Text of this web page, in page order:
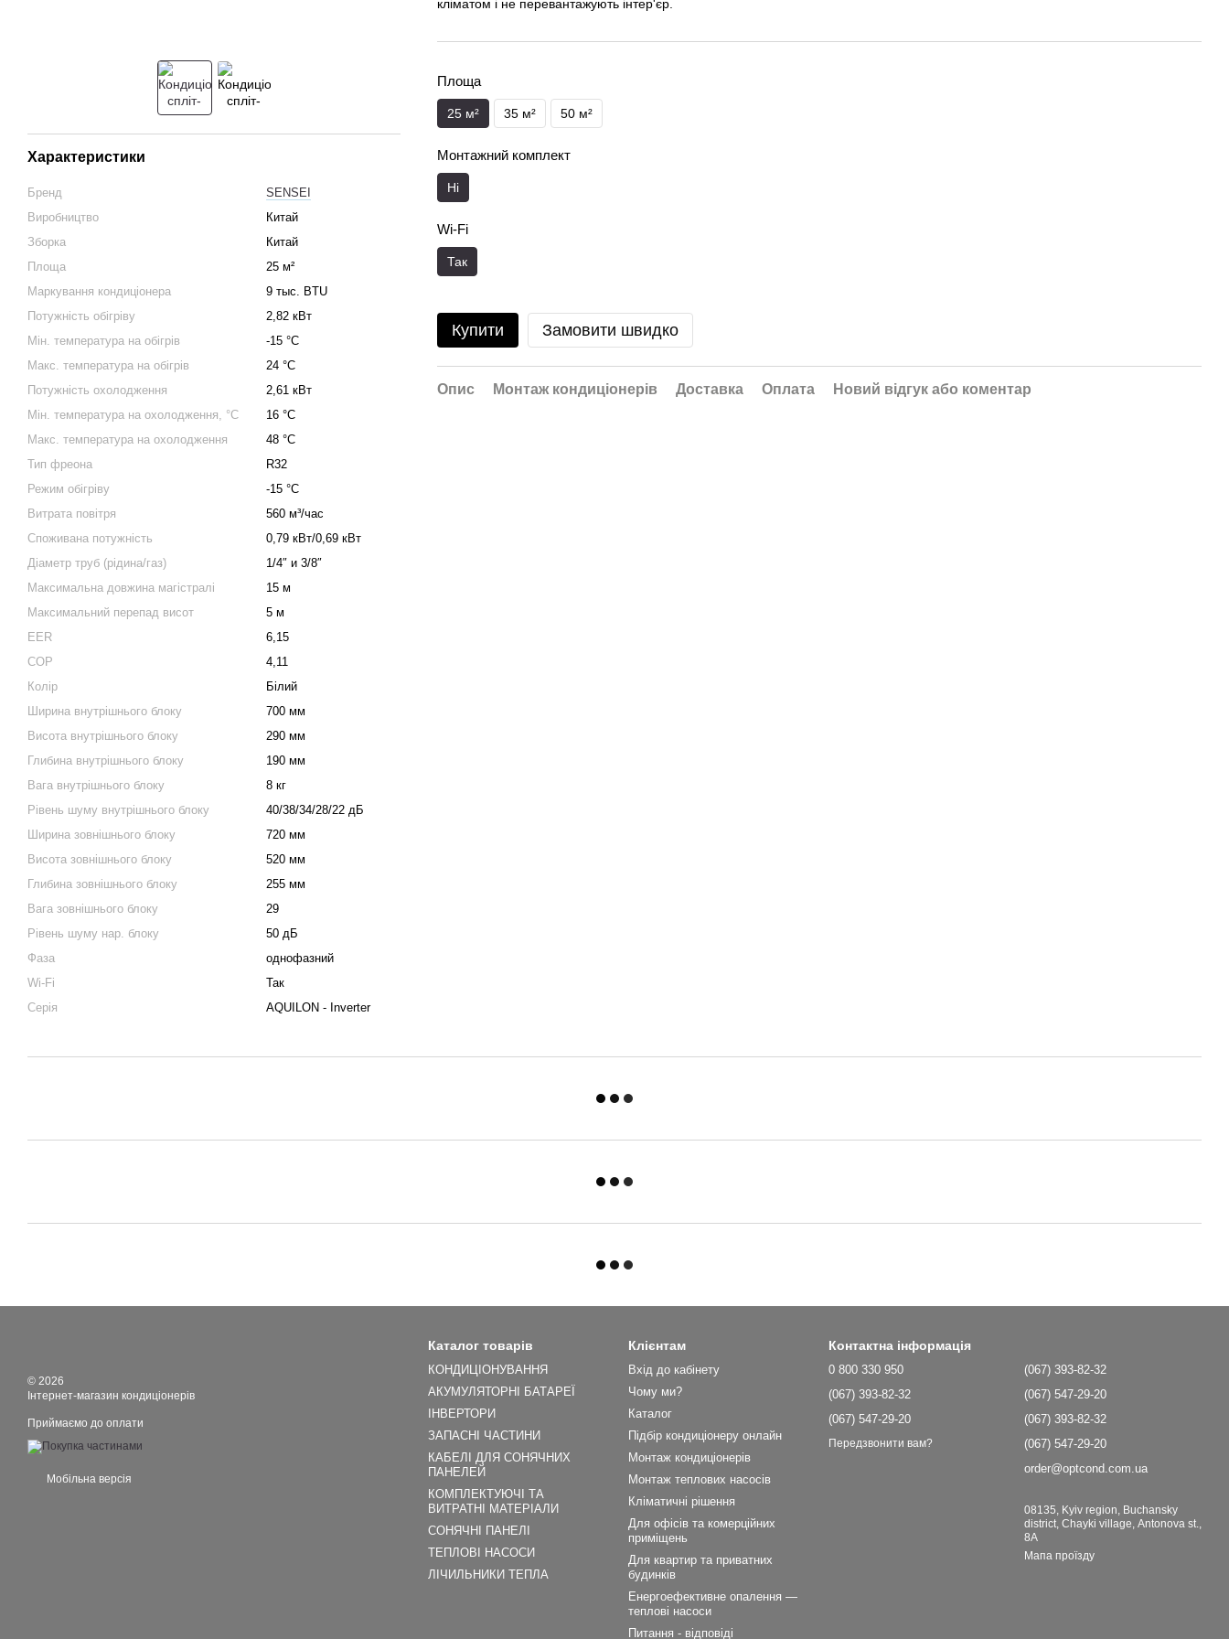
Характеристики
Бренд
SENSEI
Виробництво
Китай
Зборка
Китай
Площа
25 м²
Маркування кондиціонера
9 тыс. BTU
Потужність обігріву
2,82 кВт
Мін. температура на обігрів
-15 °C
Макс. температура на обігрів
24 °С
Потужність охолодження
2,61 кВт
Мін. температура на охолодження, °C
16 °C
Макс. температура на охолодження
48 °C
Тип фреона
R32
Режим обігріву
-15 °C
Витрата повітря
560 м³/час
Споживана потужність
0,79 кВт/0,69 кВт
Діаметр труб (рідина/газ)
1/4″ и 3/8″
Максимальна довжина магістралі
15 м
Максимальний перепад висот
5 м
EER
6,15
COP
4,11
Колір
Білий
Ширина внутрішнього блоку
700 мм
Висота внутрішнього блоку
290 мм
Глибина внутрішнього блоку
190 мм
Вага внутрішнього блоку
8 кг
Рівень шуму внутрішнього блоку
40/38/34/28/22 дБ
Ширина зовнішнього блоку
720 мм
Висота зовнішнього блоку
520 мм
Глибина зовнішнього блоку
255 мм
Вага зовнішнього блоку
29
Рівень шуму нар. блоку
50 дБ
Фаза
однофазний
Wi-Fi
Так
Серія
AQUILON - Inverter
кліматом і не перевантажують інтер'єр.
Площа
25 м² 35 м² 50 м²
Монтажний комплект
Ні
Wi-Fi
Так
Купити Замовити швидко
Опис Монтаж кондиціонерів Доставка Оплата Новий відгук або коментар
© 2026
Інтернет-магазин кондиціонерів
Приймаємо до оплати
Мобільна версія
Каталог товарів
КОНДИЦІОНУВАННЯ
АКУМУЛЯТОРНІ БАТАРЕЇ
ІНВЕРТОРИ
ЗАПАСНІ ЧАСТИНИ
КАБЕЛІ ДЛЯ СОНЯЧНИХ
ПАНЕЛЕЙ
КОМПЛЕКТУЮЧІ ТА
ВИТРАТНІ МАТЕРІАЛИ
СОНЯЧНІ ПАНЕЛІ
ТЕПЛОВІ НАСОСИ
ЛІЧИЛЬНИКИ ТЕПЛА
Клієнтам
Вхід до кабінету
Чому ми?
Каталог
Підбір кондиціонеру онлайн
Монтаж кондиціонерів
Монтаж теплових насосів
Кліматичні рішення
Для офісів та комерційних
приміщень
Для квартир та приватних
будинків
Енергоефективне опалення —
теплові насоси
Питання - відповіді
Контактна інформація
0 800 330 950
(067) 393-82-32
(067) 547-29-20
Передзвонити вам?
(067) 393-82-32
(067) 547-29-20
(067) 393-82-32
(067) 547-29-20
order@optcond.com.ua
08135, Kyiv region, Buchansky
district, Chayki village, Antonova st.,
8A
Мапа проїзду